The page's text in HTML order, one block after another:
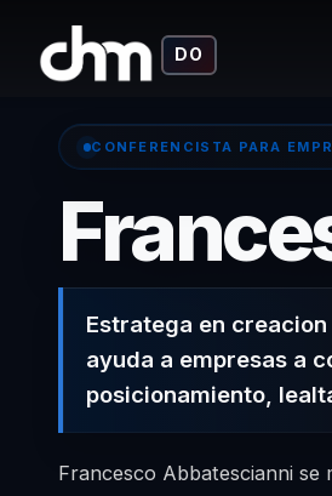
DO
CONFERENCISTA PARA
Estratega en
ayuda a empresas a
posicionamiento,
Francesco Abbatescianni se